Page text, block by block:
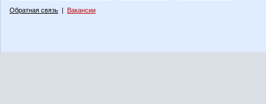
Обратная связь | Вакансии